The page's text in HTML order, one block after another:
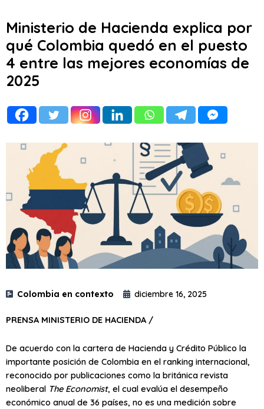
Ministerio de Hacienda explica por
qué Colombia quedó en el puesto
4 entre las mejores economías de
2025
Colombia en contexto diciembre 16, 2025
PRENSA MINISTERIO DE HACIENDA /
De acuerdo con la cartera de Hacienda y Crédito Público la
importante posición de Colombia en el ranking internacional,
reconocido por publicaciones como la británica revista
neoliberal The Economist, el cual evalúa el desempeño
económico anual de 36 países, no es una medición sobre